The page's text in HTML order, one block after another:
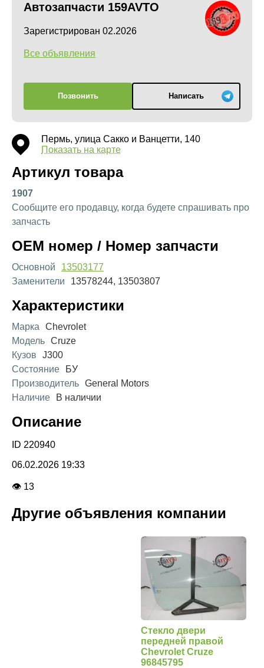
Автозапчасти 159AVTO
Зарегистрирован 02.2026
Все объявления
Позвонить Написать
Пермь, улица Сакко и Ванцетти, 140
Показать на карте
Артикул товара
1907
Сообщите его продавцу, когда будете спрашивать про
запчасть
OEM номер / Номер запчасти
Основной
13503177
Заменители
13578244, 13503807
Характеристики
Марка
Chevrolet
Модель Cruze
Кузов
J300
Состояние
БУ
Производитель General Motors
Наличие
В наличии
Описание
ID 220940
06.02.2026 19:33
👁 13
Другие объявления компании
Стекло двери
передней правой
Chevrolet Cruze
96845795